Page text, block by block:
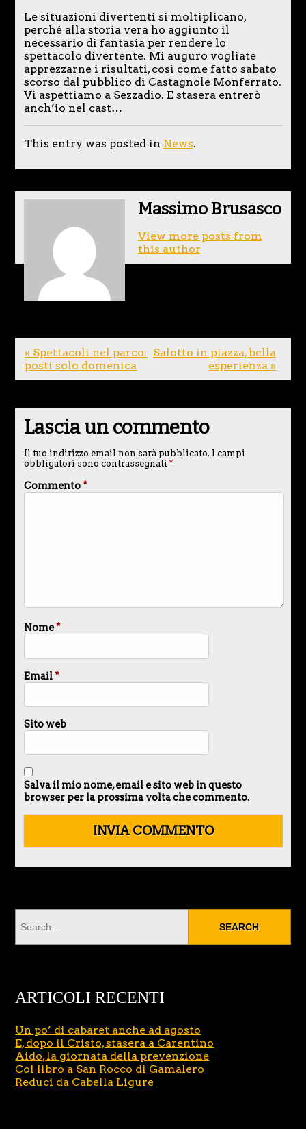
Le situazioni divertenti si moltiplicano,
perché alla storia vera ho aggiunto il
necessario di fantasia per rendere lo
spettacolo divertente. Mi auguro vogliate
apprezzarne i risultati, così come fatto sabato
scorso dal pubblico di Castagnole Monferrato.
Vi aspettiamo a Sezzadio. E stasera entrerò
anch’io nel cast…
This entry was posted in News.
Massimo Brusasco
View more posts from
this author
« Spettacoli nel parco:
posti solo domenica
Salotto in piazza, bella
esperienza »
Lascia un commento
Il tuo indirizzo email non sarà pubblicato. I campi
obbligatori sono contrassegnati *
Commento*
Nome*
Email*
Sito web
Salva il mio nome, email e sito web in questo
browser per la prossima volta che commento.
ARTICOLI RECENTI
Un po’ di cabaret anche ad agosto
E, dopo il Cristo, stasera a Carentino
Aido, la giornata della prevenzione
Col libro a San Rocco di Gamalero
Reduci da Cabella Ligure